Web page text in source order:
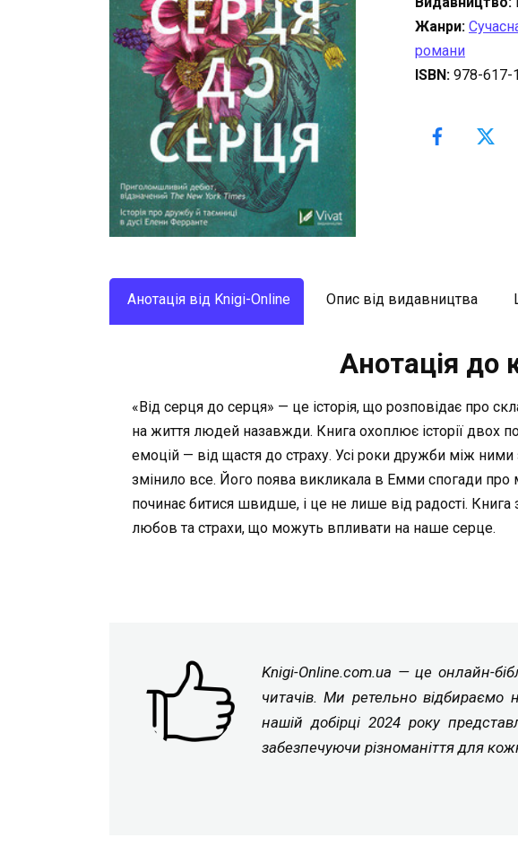
Жанри:
романи
ISBN: 978-617-
Анотація від Knigi-Online Опис від видавництва
Анотація до
«Від серця до серця» — це історія, що розповідає про
на життя людей назавжди. Книга охоплює історії двох
емоцій — від щастя до страху. Усі роки дружби між
змінило все. Його поява викликала в Емми спогади про
починає битися швидше, і це не лише від радості.
любов та страхи, що можуть впливати на наше серце.
Knigi-Online.com.ua — це онлайн-
читачів. Ми ретельно відбираємо
нашій добірці 2024 року
забезпечуючи різноманіття для